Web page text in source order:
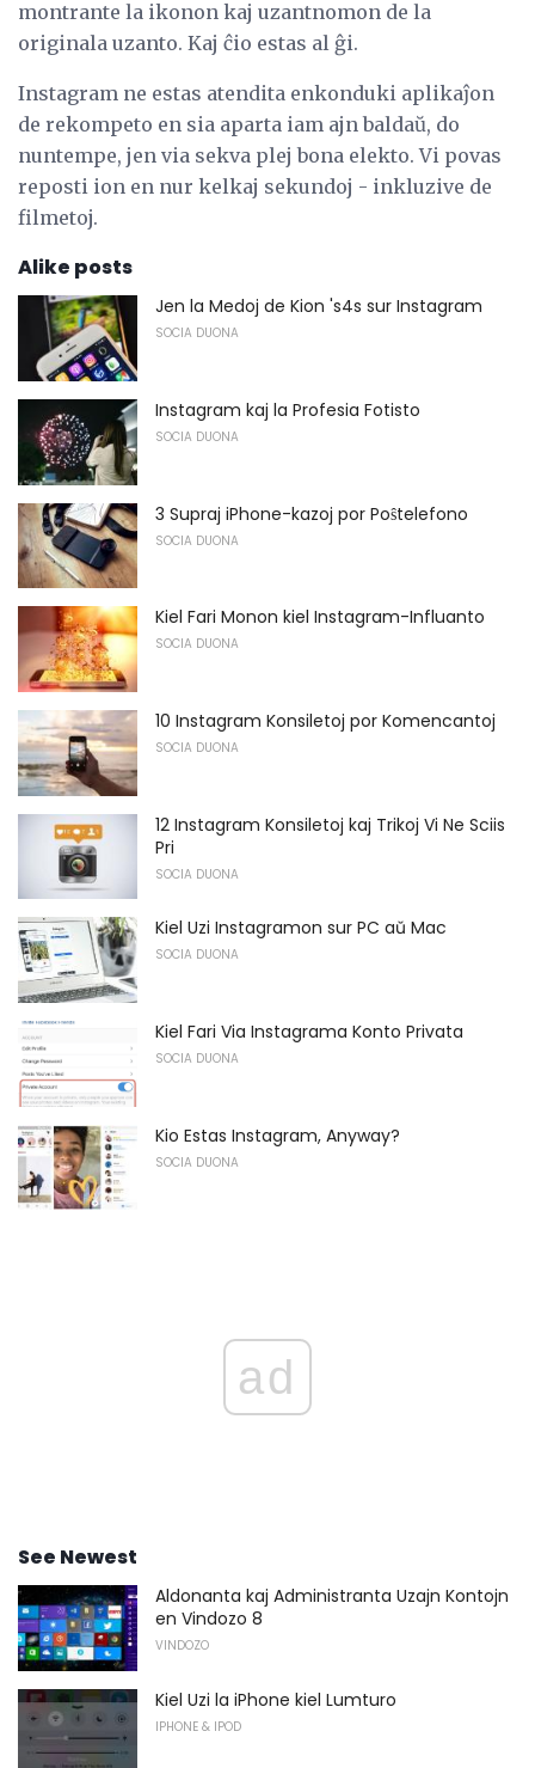
montrante la ikonon kaj uzantnomon de la
originala uzanto. Kaj ĉio estas al ĝi.
Instagram ne estas atendita enkonduki aplikaĵon
de rekompeto en sia aparta iam ajn baldaŭ, do
nuntempe, jen via sekva plej bona elekto. Vi povas
reposti ion en nur kelkaj sekundoj - inkluzive de
filmetoj.
Alike posts
Jen la Medoj de Kion 's4s sur Instagram
SOCIA DUONA
Instagram kaj la Profesia Fotisto
SOCIA DUONA
3 Supraj iPhone-kazoj por Poŝtelefono
SOCIA DUONA
Kiel Fari Monon kiel Instagram-Influanto
SOCIA DUONA
10 Instagram Konsiletoj por Komencantoj
SOCIA DUONA
12 Instagram Konsiletoj kaj Trikoj Vi Ne Sciis
Pri
SOCIA DUONA
Kiel Uzi Instagramon sur PC aŭ Mac
SOCIA DUONA
Kiel Fari Via Instagrama Konto Privata
SOCIA DUONA
Kio Estas Instagram, Anyway?
SOCIA DUONA
ad
See Newest
Aldonanta kaj Administranta Uzajn Kontojn
en Vindozo 8
VINDOZO
Kiel Uzi la iPhone kiel Lumturo
IPHONE & IPOD